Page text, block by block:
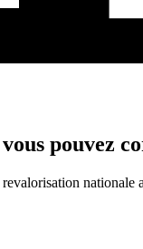
pouvez